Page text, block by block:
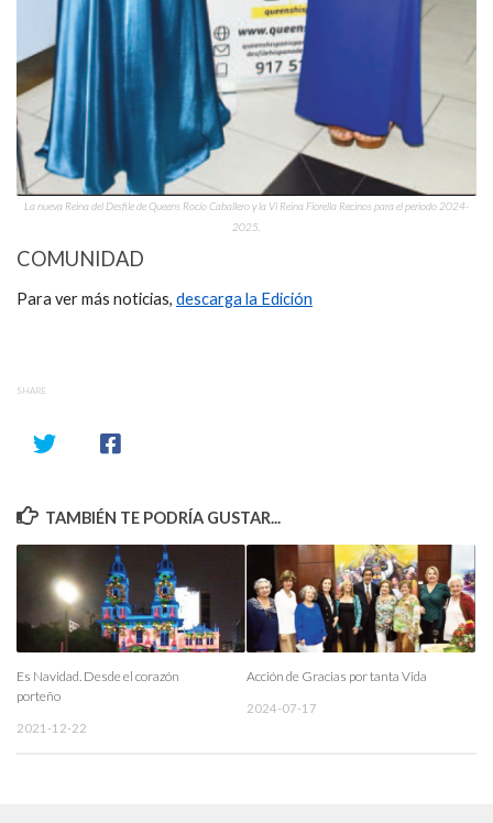
La nueva Reina del Desfile de Queens Rocío Caballero y la Vi Reina Fiorella Recinos para el periodo 2024-
2025.
COMUNIDAD
Para ver más noticias, descarga la Edición
SHARE
TAMBIÉN TE PODRÍA GUSTAR...
Es Navidad. Desde el corazón
porteño
2021-12-22
Acción de Gracias por tanta Vida
2024-07-17